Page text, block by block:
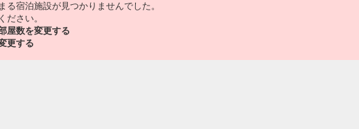
る宿泊施設が見つかりませんでした。
ださい。
屋数を変更する
更する